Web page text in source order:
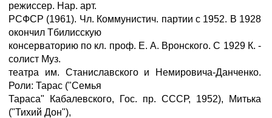
режиссер. Нар. арт.
РСФСР (1961). Чл. Коммунистич. партии с 1952. В 1928
окончил Тбилисскую
консерваторию по кл. проф. Е. А. Вронского. С 1929 К. -
солист Муз.
театра им. Станиславского и Немировича-Данченко.
Роли: Тарас ("Семья
Тараса" Кабалевского, Гос. пр. СССР, 1952), Митька
("Тихий Дон"),